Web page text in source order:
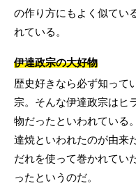
の作り方にもよく似てい
れている。
伊達政宗の大好物
歴史好きなら必ず知って
宗。そんな伊達政宗はヒ
物だったといわれている
達焼といわれたのが由来
だれを使って巻かれてい
ったというのだ。